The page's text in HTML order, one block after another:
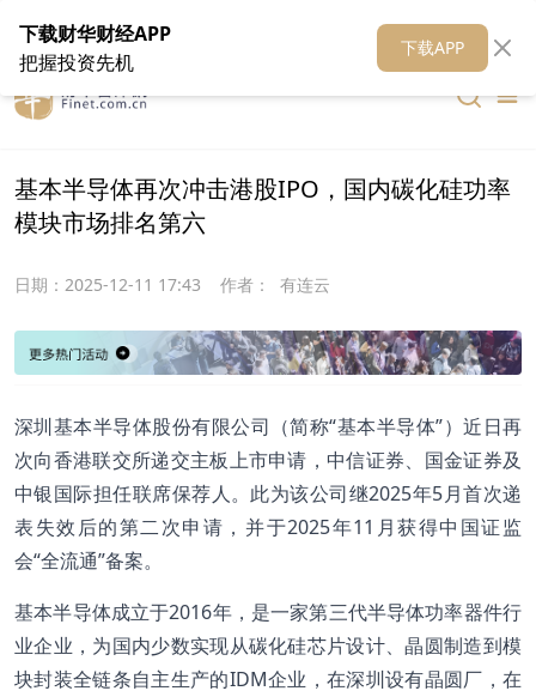
在线客服 关于我们 财华媒体矩阵 财华智库
基本半导体再次冲击港股IPO，国内碳化硅功率
模块市场排名第六
日期： 2025-12-11 17:43 作者： 有连云
深圳基本半导体股份有限公司（简称“基本半导体”）近日再
次向香港联交所递交主板上市申请，中信证券、国金证券及
中银国际担任联席保荐人。此为该公司继2025年5月首次递
表失效后的第二次申请，并于2025年11月获得中国证监
会“全流通”备案。
基本半导体成立于2016年，是一家第三代半导体功率器件行
业企业，为国内少数实现从碳化硅芯片设计、晶圆制造到模
块封装全链条自主生产的IDM企业，在深圳设有晶圆厂，在
下载财华财经APP
把握投资先机
下载APP